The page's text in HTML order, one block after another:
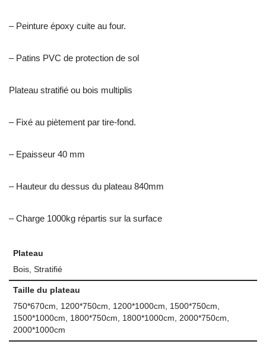
– Peinture époxy cuite au four.
– Patins PVC de protection de sol
Plateau stratifié ou bois multiplis
– Fixé au piètement par tire-fond.
– Epaisseur 40 mm
– Hauteur du dessus du plateau 840mm
– Charge 1000kg répartis sur la surface
Plateau
Bois, Stratifié
Taille du plateau
750*670cm, 1200*750cm, 1200*1000cm, 1500*750cm,
1500*1000cm, 1800*750cm, 1800*1000cm, 2000*750cm,
2000*1000cm